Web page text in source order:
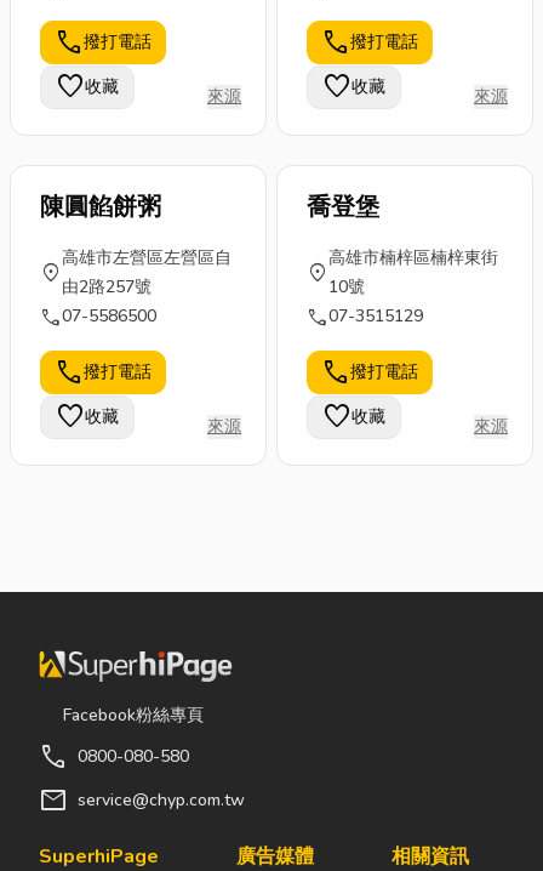
call撥打電話
favorite收藏 來源
call撥打電話
favorite收藏 來源
陳圓餡餅粥
location_on
高雄市左營區左營區自
由2路257號
call07-5586500
call撥打電話
favorite收藏 來源
喬登堡
location_on
高雄市楠梓區楠梓東街
10號
call07-3515129
call撥打電話
favorite收藏 來源
Facebook粉絲專頁
call 0800-080-580
mail service@chyp.com.tw
SuperhiPage 廣告媒體 相關資訊